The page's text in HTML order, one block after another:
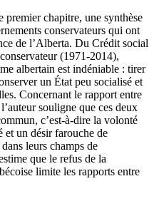
chapitre, une synthèse
conservateurs qui ont
de l’Alberta. Du Crédit social
(1971-2014),
albertain est indéniable : tirer
un État peu socialisé et
Concernant le rapport entre
souligne que ces deux
c’est-à-dire la volonté
et un désir farouche de
leurs champs de
que le refus de la
limite les rapports entre